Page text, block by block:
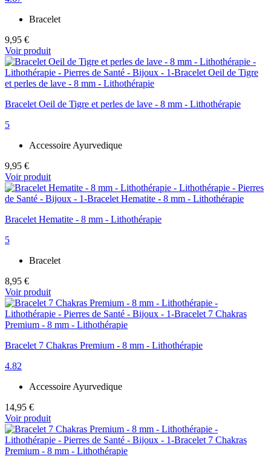
Bracelet
9,95 €
Voir produit
Bracelet Oeil de Tigre et perles de lave - 8 mm - Lithothérapie
5
Accessoire Ayurvedique
9,95 €
Voir produit
Bracelet Hematite - 8 mm - Lithothérapie
5
Bracelet
8,95 €
Voir produit
Bracelet 7 Chakras Premium - 8 mm - Lithothérapie
4.82
Accessoire Ayurvedique
14,95 €
Voir produit